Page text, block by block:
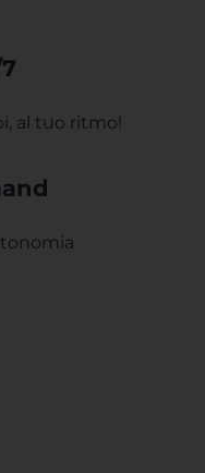
al tuo ritmo!